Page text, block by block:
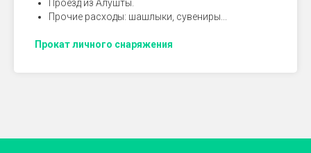
Проезд из Алушты.
Прочие расходы: шашлыки, сувениры...
Прокат личного снаряжения